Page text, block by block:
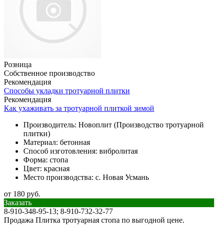
Розница
Собственное производство
Рекомендация
Способы укладки тротуарной плитки
Рекомендация
Как ухаживать за тротуарной плиткой зимой
Производитель: Новоплит (Производство тротуарной
плитки)
Материал: бетонная
Способ изготовления: вибролитая
Форма: стопа
Цвет: красная
Место производства: с. Новая Усмань
от 180 руб.
Заказать
8-910-348-95-13; 8-910-732-32-77
Продажа Плитка тротуарная стопа по выгодной цене.